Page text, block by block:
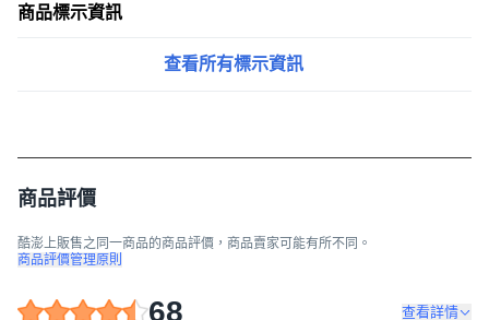
商品標示資訊
查看所有標示資訊
商品評價
酷澎上販售之同一商品的商品評價，商品賣家可能有所不同。
商品評價管理原則
68 查看詳情